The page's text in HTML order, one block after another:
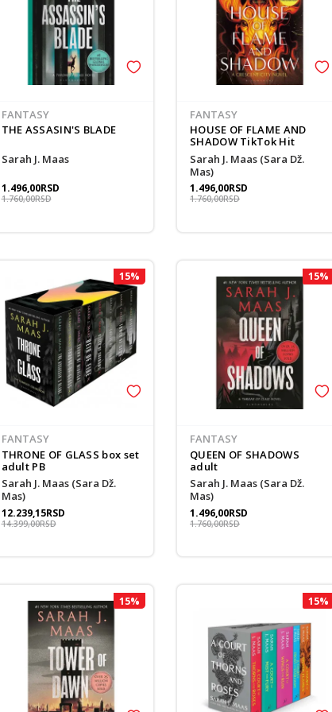
FANTASY
THE ASSASIN'S BLADE
Sarah J. Maas
1.496,00RSD
1.760,00RSD
FANTASY
HOUSE OF FLAME AND
SHADOW TikTok Hit
Sarah J. Maas (Sara Dž.
Mas)
1.496,00RSD
1.760,00RSD
15%
FANTASY
THRONE OF GLASS box set
adult PB
Sarah J. Maas (Sara Dž.
Mas)
12.239,15RSD
14.399,00RSD
15%
FANTASY
QUEEN OF SHADOWS
adult
Sarah J. Maas (Sara Dž.
Mas)
1.496,00RSD
1.760,00RSD
15% 15%